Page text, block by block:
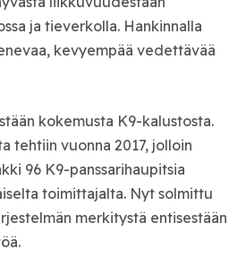
ja tieverkolla. Hankinnalla
kevyempää vedettävää
kokemusta K9-kalustosta.
tehtiin vuonna 2017, jolloin
96 K9-panssarihaupitsia
toimittajalta. Nyt solmittu
merkitystä entisestään